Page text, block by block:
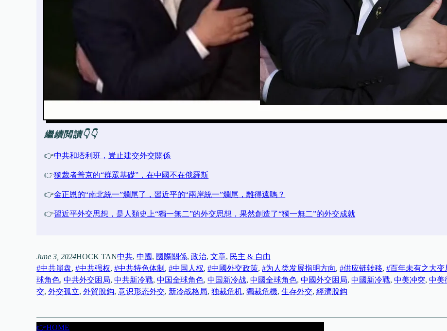
繼續閲讀👇👇
👉中共和塔利班，豈止建交外交關係
👉獨裁者普京的“群眾基礎”，在中國不在俄羅斯
👉金正恩的“南北統一”爛尾了，習近平的“兩岸統一”爛尾，離得遠嗎？
👉習近平外交思想，是人類史上“獨一無二”的外交思想，果然創造了“獨一無二”的外交成就
June 3, 2024HOCK TAN中共, 中國, 國際關係, 政治, 文章, 民主 & 自由
#中共崩盘, #中共强权, #中共特色体制 , #中国人权, #中國外交政策, #为人类发展指明方向, #供应链转移, #百年未有之大变
球角色, 中共外交困局, 中共新冷戰, 中国全球角色, 中国新冷战, 中國全球角色, 中國外交困局, 中國新冷戰, 中美冲突, 中美
交, 外交孤立, 外貿脫鈎, 意识形态外交, 新冷战格局, 独裁危机, 獨裁危機, 生存外交, 經濟脫鈎
👉HOME